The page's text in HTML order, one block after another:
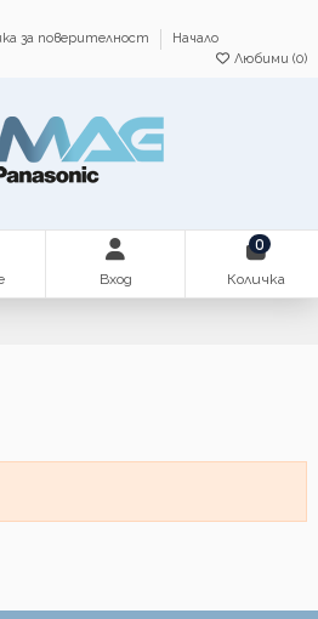
за поверителност
Начало
Любими (0)
Вход
0
Количка